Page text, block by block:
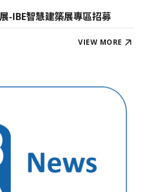
-IBE智慧建築展專區招募
VIEW MORE